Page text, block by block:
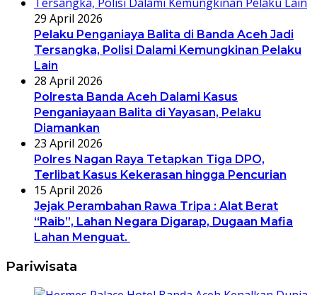
29 April 2026
Pelaku Penganiaya Balita di Banda Aceh Jadi
Tersangka, Polisi Dalami Kemungkinan Pelaku
Lain
28 April 2026
Polresta Banda Aceh Dalami Kasus
Penganiayaan Balita di Yayasan, Pelaku
Diamankan
23 April 2026
Polres Nagan Raya Tetapkan Tiga DPO,
Terlibat Kasus Kekerasan hingga Pencurian
15 April 2026
Jejak Perambahan Rawa Tripa : Alat Berat
“Raib”, Lahan Negara Digarap, Dugaan Mafia
Lahan Menguat.
Pariwisata